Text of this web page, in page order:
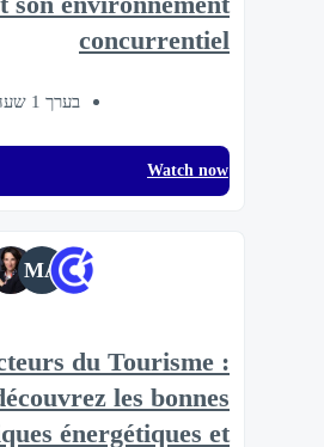
concurrentiel
בערך 1 שעה
Watch now
MA
du Tourisme :
les bonnes
énergétiques et